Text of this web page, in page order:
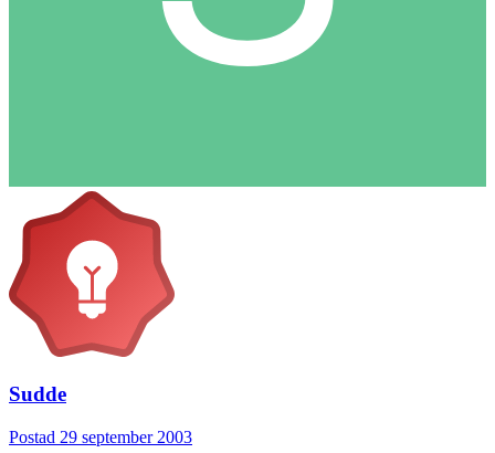
Sudde
Postad 29 september 2003